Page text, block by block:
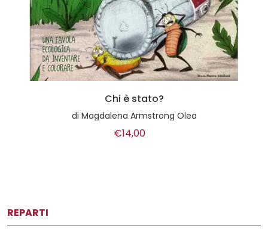
Chi è stato?
di Magdalena Armstrong Olea
€14,00
REPARTI